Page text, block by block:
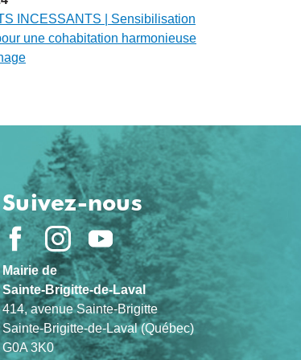
INCESSANTS | Sensibilisation
une cohabitation harmonieuse
Suivez-nous
Mairie de
Sainte-Brigitte-de-Laval
414, avenue Sainte-Brigitte
Sainte-Brigitte-de-Laval (Québec)
G0A 3K0